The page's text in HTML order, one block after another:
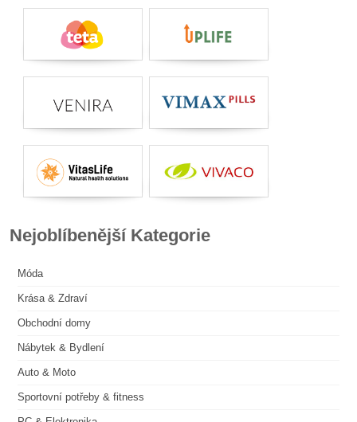
Nejoblíbenější Kategorie
Móda
Krása & Zdraví
Obchodní domy
Nábytek & Bydlení
Auto & Moto
Sportovní potřeby & fitness